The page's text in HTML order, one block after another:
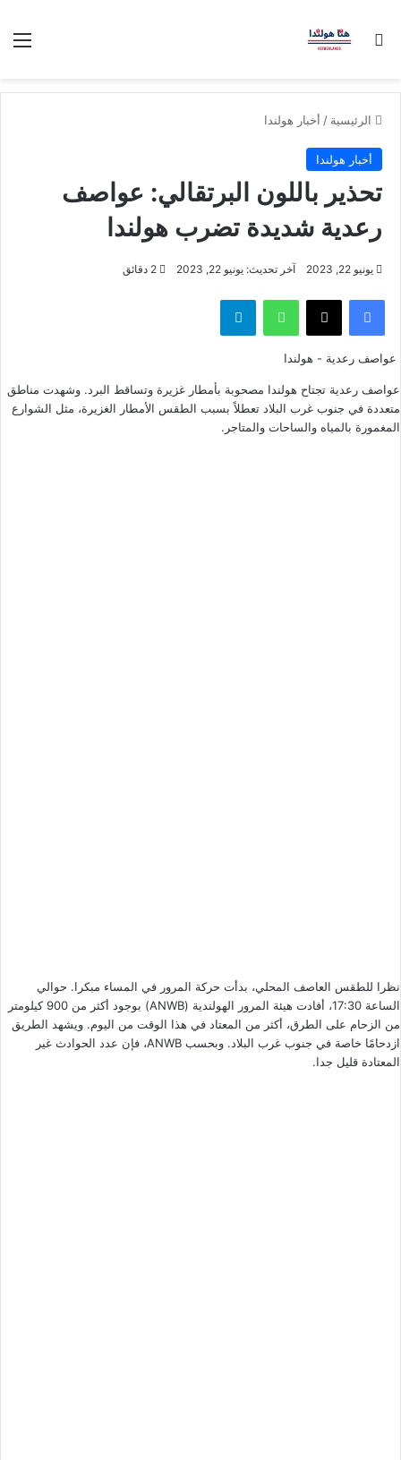
بحث عن
الرئيسية / أخبار هولندا
أخبار هولندا
تحذير باللون البرتقالي: عواصف
رعدية شديدة تضرب هولندا
يونيو 22, 2023 آخر تحديث: يونيو 22, 2023
فيسبوك ‫X واتساب تيلقرام
عواصف رعدية - هولندا
عواصف رعدية تجتاح هولندا مصحوبة بأمطار غزيرة وتساقط البرد. وشهدت مناطق
متعددة في جنوب غرب البلاد تعطلاً بسبب الطقس الأمطار الغزيرة، مثل الشوارع
المغمورة بالمياه والساحات والمتاجر.
نظرا للطقس العاصف المحلي، بدأت حركة المرور في المساء مبكرا. حوالي
الساعة 17:30، أفادت هيئة المرور الهولندية (ANWB) بوجود أكثر من 900 كيلومتر
من الزحام على الطرق، أكثر من المعتاد في هذا الوقت من اليوم. ويشهد الطريق
ازدحامًا خاصة في جنوب غرب البلاد. وبحسب ANWB، فإن عدد الحوادث غير
المعتادة قليل جدا.